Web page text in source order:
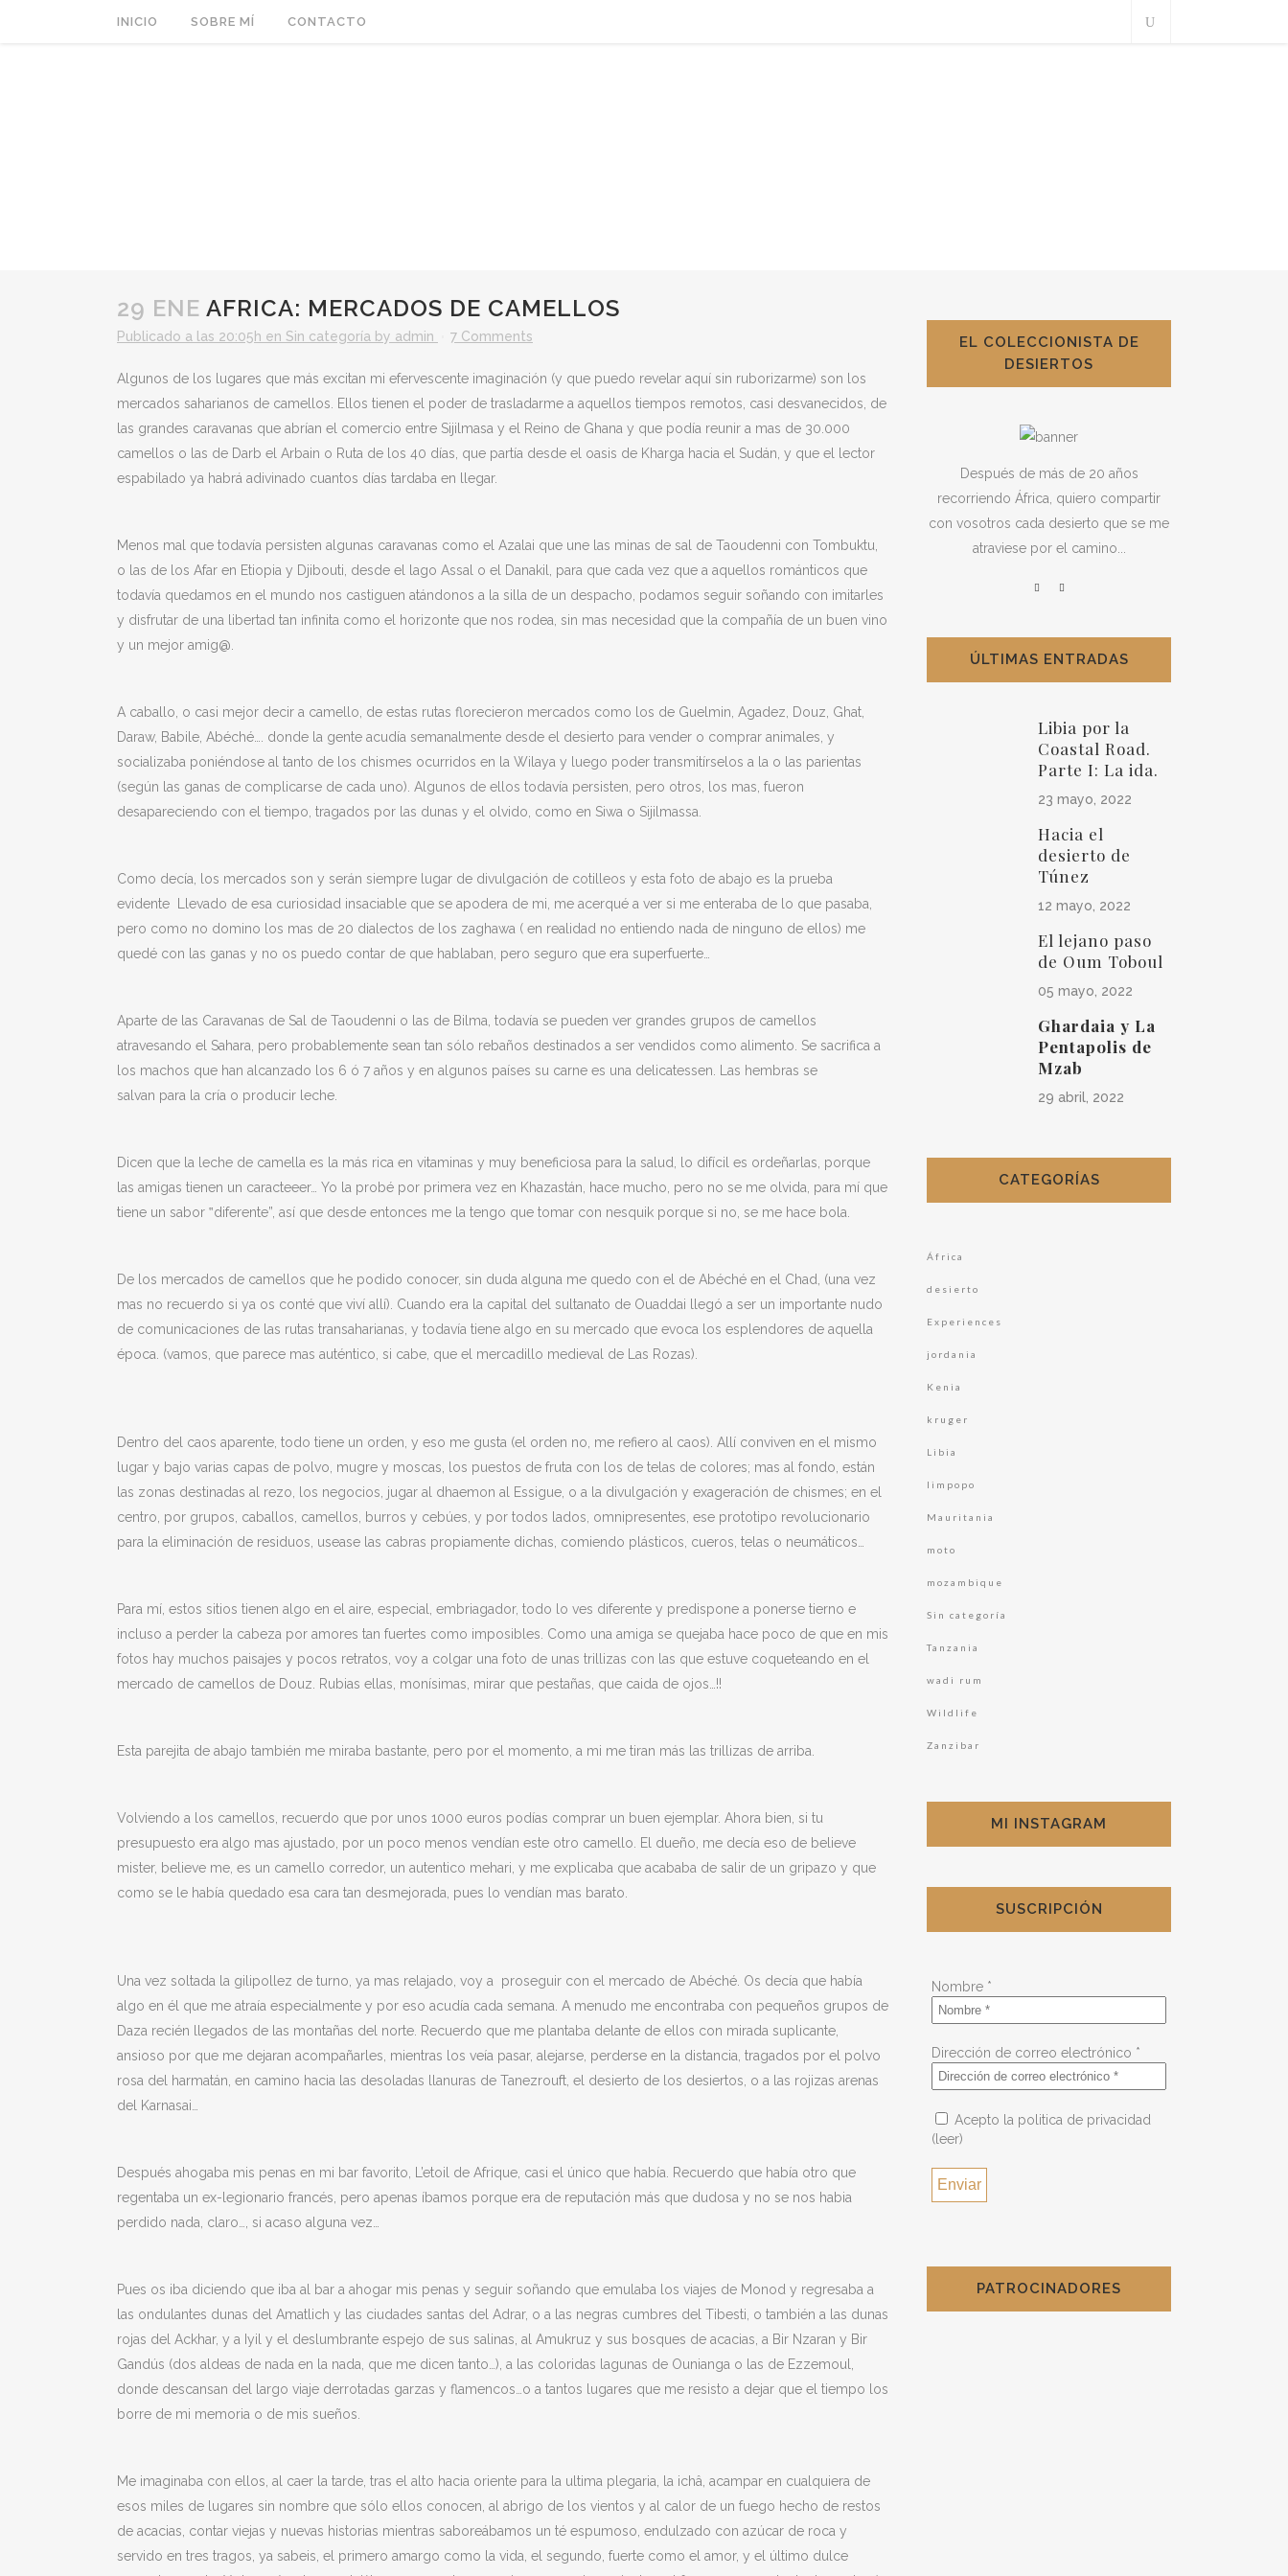
INICIO SOBRE MÍ CONTACTO
29 ENE AFRICA: MERCADOS DE CAMELLOS
Publicado a las 20:05h en Sin categoría by admin 7 Comments
Algunos de los lugares que más excitan mi efervescente imaginación (y que puedo revelar aquí sin ruborizarme) son los
mercados saharianos de camellos. Ellos tienen el poder de trasladarme a aquellos tiempos remotos, casi desvanecidos, de
las grandes caravanas que abrían el comercio entre Sijilmasa y el Reino de Ghana y que podía reunir a mas de 30.000
camellos o las de Darb el Arbain o Ruta de los 40 días, que partía desde el oasis de Kharga hacia el Sudán, y que el lector
espabilado ya habrá adivinado cuantos días tardaba en llegar.
Menos mal que todavía persisten algunas caravanas como el Azalai que une las minas de sal de Taoudenni con Tombuktu,
o las de los Afar en Etiopia y Djibouti, desde el lago Assal o el Danakil, para que cada vez que a aquellos románticos que
todavía quedamos en el mundo nos castiguen atándonos a la silla de un despacho, podamos seguir soñando con imitarles
y disfrutar de una libertad tan infinita como el horizonte que nos rodea, sin mas necesidad que la compañía de un buen vino
y un mejor amig@.
A caballo, o casi mejor decir a camello, de estas rutas florecieron mercados como los de Guelmin, Agadez, Douz, Ghat,
Daraw, Babile, Abéché…. donde la gente acudía semanalmente desde el desierto para vender o comprar animales, y
socializaba poniéndose al tanto de los chismes ocurridos en la Wilaya y luego poder transmitírselos a la o las parientas
(según las ganas de complicarse de cada uno). Algunos de ellos todavía persisten, pero otros, los mas, fueron
desapareciendo con el tiempo, tragados por las dunas y el olvido, como en Siwa o Sijilmassa.
Como decía, los mercados son y serán siempre lugar de divulgación de cotilleos y esta foto de abajo es la prueba
evidente Llevado de esa curiosidad insaciable que se apodera de mi, me acerqué a ver si me enteraba de lo que pasaba,
pero como no domino los mas de 20 dialectos de los zaghawa ( en realidad no entiendo nada de ninguno de ellos) me
quedé con las ganas y no os puedo contar de que hablaban, pero seguro que era superfuerte…
Aparte de las Caravanas de Sal de Taoudenni o las de Bilma, todavía se pueden ver grandes grupos de camellos
atravesando el Sahara, pero probablemente sean tan sólo rebaños destinados a ser vendidos como alimento. Se sacrifica a
los machos que han alcanzado los 6 ó 7 años y en algunos países su carne es una delicatessen. Las hembras se
salvan para la cría o producir leche.
Dicen que la leche de camella es la más rica en vitaminas y muy beneficiosa para la salud, lo difícil es ordeñarlas, porque
las amigas tienen un caracteeer… Yo la probé por primera vez en Khazastán, hace mucho, pero no se me olvida, para mí que
tiene un sabor ‟diferente”, así que desde entonces me la tengo que tomar con nesquik porque si no, se me hace bola.
De los mercados de camellos que he podido conocer, sin duda alguna me quedo con el de Abéché en el Chad, (una vez
mas no recuerdo si ya os conté que viví allí). Cuando era la capital del sultanato de Ouaddai llegó a ser un importante nudo
de comunicaciones de las rutas transaharianas, y todavía tiene algo en su mercado que evoca los esplendores de aquella
época. (vamos, que parece mas auténtico, si cabe, que el mercadillo medieval de Las Rozas).
Dentro del caos aparente, todo tiene un orden, y eso me gusta (el orden no, me refiero al caos). Allí conviven en el mismo
lugar y bajo varias capas de polvo, mugre y moscas, los puestos de fruta con los de telas de colores; mas al fondo, están
las zonas destinadas al rezo, los negocios, jugar al dhaemon al Essigue, o a la divulgación y exageración de chismes; en el
centro, por grupos, caballos, camellos, burros y cebúes, y por todos lados, omnipresentes, ese prototipo revolucionario
para la eliminación de residuos, usease las cabras propiamente dichas, comiendo plásticos, cueros, telas o neumáticos…
Para mí, estos sitios tienen algo en el aire, especial, embriagador, todo lo ves diferente y predispone a ponerse tierno e
incluso a perder la cabeza por amores tan fuertes como imposibles. Como una amiga se quejaba hace poco de que en mis
fotos hay muchos paisajes y pocos retratos, voy a colgar una foto de unas trillizas con las que estuve coqueteando en el
mercado de camellos de Douz. Rubias ellas, monísimas, mirar que pestañas, que caida de ojos…!!
Esta parejita de abajo también me miraba bastante, pero por el momento, a mi me tiran más las trillizas de arriba.
Volviendo a los camellos, recuerdo que por unos 1000 euros podías comprar un buen ejemplar. Ahora bien, si tu
presupuesto era algo mas ajustado, por un poco menos vendían este otro camello. El dueño, me decía eso de believe
mister, believe me, es un camello corredor, un autentico mehari, y me explicaba que acababa de salir de un gripazo y que
como se le había quedado esa cara tan desmejorada, pues lo vendían mas barato.
Una vez soltada la gilipollez de turno, ya mas relajado, voy a proseguir con el mercado de Abéché. Os decía que había
algo en él que me atraía especialmente y por eso acudía cada semana. A menudo me encontraba con pequeños grupos de
Daza recién llegados de las montañas del norte. Recuerdo que me plantaba delante de ellos con mirada suplicante,
ansioso por que me dejaran acompañarles, mientras los veía pasar, alejarse, perderse en la distancia, tragados por el polvo
rosa del harmatán, en camino hacia las desoladas llanuras de Tanezrouft, el desierto de los desiertos, o a las rojizas arenas
del Karnasai…
Después ahogaba mis penas en mi bar favorito, L’etoil de Afrique, casi el único que había. Recuerdo que había otro que
regentaba un ex-legionario francés, pero apenas íbamos porque era de reputación más que dudosa y no se nos habia
perdido nada, claro…, si acaso alguna vez…
Pues os iba diciendo que iba al bar a ahogar mis penas y seguir soñando que emulaba los viajes de Monod y regresaba a
las ondulantes dunas del Amatlich y las ciudades santas del Adrar, o a las negras cumbres del Tibesti, o también a las dunas
rojas del Ackhar, y a Iyil y el deslumbrante espejo de sus salinas, al Amukruz y sus bosques de acacias, a Bir Nzaran y Bir
Gandús (dos aldeas de nada en la nada, que me dicen tanto…), a las coloridas lagunas de Ounianga o las de Ezzemoul,
donde descansan del largo viaje derrotadas garzas y flamencos…o a tantos lugares que me resisto a dejar que el tiempo los
borre de mi memoria o de mis sueños.
Me imaginaba con ellos, al caer la tarde, tras el alto hacia oriente para la ultima plegaria, la ichâ, acampar en cualquiera de
esos miles de lugares sin nombre que sólo ellos conocen, al abrigo de los vientos y al calor de un fuego hecho de restos
de acacias, contar viejas y nuevas historias mientras saboreábamos un té espumoso, endulzado con azúcar de roca y
servido en tres tragos, ya sabeis, el primero amargo como la vida, el segundo, fuerte como el amor, y el último dulce
EL COLECCIONISTA DE
DESIERTOS
Después de más de 20 años
recorriendo África, quiero compartir
con vosotros cada desierto que se me
atraviese por el camino...
ÚLTIMAS ENTRADAS
Libia por la
Coastal Road.
Parte I: La ida.
23 mayo, 2022
Hacia el
desierto de
Túnez
12 mayo, 2022
El lejano paso
de Oum Toboul
05 mayo, 2022
Ghardaia y La
Pentapolis de
Mzab
29 abril, 2022
CATEGORÍAS
África
desierto
Experiences
jordania
Kenia
kruger
Libia
limpopo
Mauritania
moto
mozambique
Sin categoría
Tanzania
wadi rum
Wildlife
Zanzibar
MI INSTAGRAM
SUSCRIPCIÓN
Nombre *
Dirección de correo electrónico *
Acepto la politica de privacidad
(leer)
PATROCINADORES